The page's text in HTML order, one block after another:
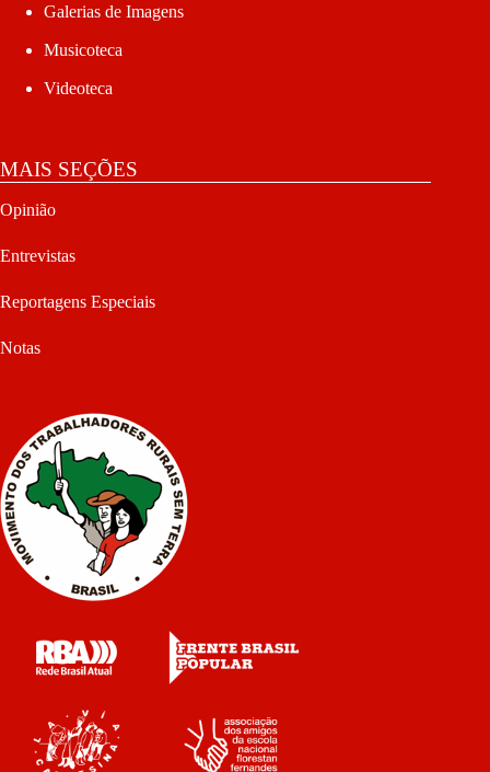
Galerias de Imagens
Musicoteca
Videoteca
MAIS SEÇÕES
Opinião
Entrevistas
Reportagens Especiais
Notas